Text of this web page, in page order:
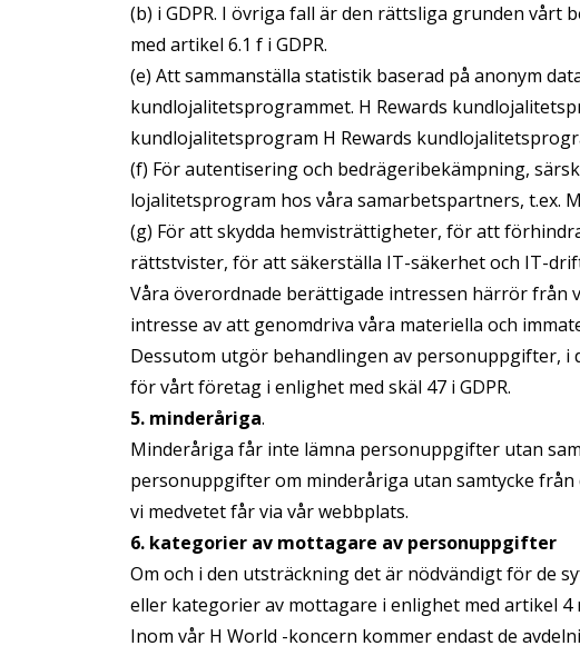
(b) i GDPR. I övriga fall är den rättsliga grunden
med artikel 6.1 f i GDPR.
(e) Att sammanställa statistik baserad på anonym
kundlojalitetsprogrammet. H Rewards
kundlojalitetsprogram H Rewards
(f) För autentisering och bedrägeribekämpning,
lojalitetsprogram hos våra samarbetspartners, t.ex.
(g) För att skydda hemvisträttigheter, för att
rättstvister, för att säkerställa IT-säkerhet och IT-
Våra överordnade berättigade intressen härrör från
intresse av att genomdriva våra materiella och
Dessutom utgör behandlingen av personuppgifter,
för vårt företag i enlighet med skäl 47 i GDPR.
5. minderåriga.
Minderåriga får inte lämna personuppgifter utan
personuppgifter om minderåriga utan samtycke
vi medvetet får via vår webbplats.
6. kategorier av mottagare av personuppgifter
Om och i den utsträckning det är nödvändigt för de
eller kategorier av mottagare i enlighet med artikel 4
Inom vår H World -koncern kommer endast de